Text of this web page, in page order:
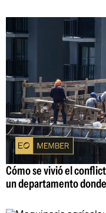
Cómo se vivió el
un departamento